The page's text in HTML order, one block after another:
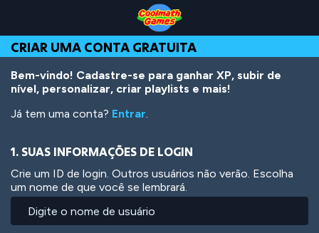
Top
of
Page
Navigation
Main
Content
Footer
o
conteúdo
principal
CRIAR UMA CONTA GRATUITA
Bem-vindo! Cadastre-se para ganhar XP, subir de
nível, personalizar, criar playlists e mais!
Já tem uma conta? Entrar.
1. SUAS INFORMAÇÕES DE LOGIN
Crie um ID de login. Outros usuários não verão. Escolha
um nome de que você se lembrará.